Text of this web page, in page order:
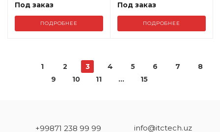
Под заказ
ПОДРОБНЕЕ
Под заказ
ПОДРОБНЕЕ
1 2 3 4 5 6 7
8
9
10 11 ... 15
+99871 238 99 99 info@itctech.uz